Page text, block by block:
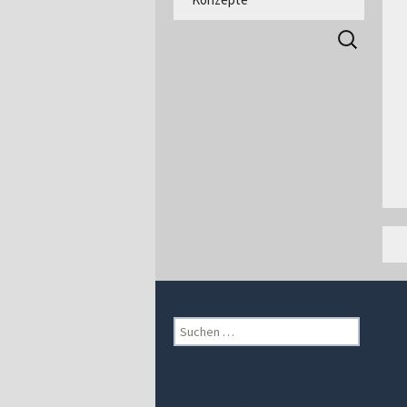
Suchen
nach:
Suchen
nach: